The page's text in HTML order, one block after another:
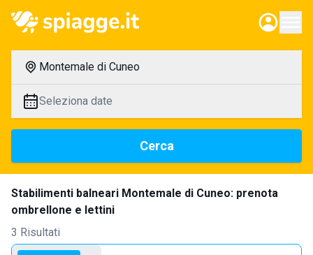
Montemale di Cuneo
Seleziona date
Cerca
Stabilimenti balneari Montemale di Cuneo: prenota
ombrellone e lettini
3 Risultati